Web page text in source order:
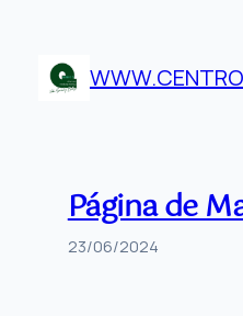
contenido
Página de
23/06/2024